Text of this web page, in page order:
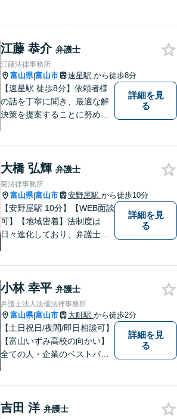
江藤 恭介 弁護士
江藤法律事務所
富山県|富山市 速星駅 から徒歩8分
【速星駅 徒歩8分】依頼者様
の話を丁寧に聞き、最適な解
決策を提案することに努めて
ださい。
詳細を見
る
大橋 弘輝 弁護士
菊法律事務所
富山県|富山市 安野屋駅 から徒歩10分
【安野屋駅 10分】【WEB面談
可】【地域密着】法制度は
日々進化しており、弁護士に
の声にしっかり耳を傾ける姿
勢は変わりません。
詳細を見
る
小林 幸平 弁護士
弁護士法人法優法律事務所
富山県|富山市 大町駅 から徒歩2分
【土日祝日/夜間/即日相談可】
【富山いずみ高校の向かい】
全ての人・企業のベストパー
詳細を見
る
吉田 洋 弁護士